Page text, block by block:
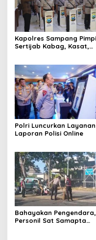
Kapolres Sampang
Sertijab Kabag, Kasat,
Polri Luncurkan Layanan
Laporan Polisi Online
Bahayakan Pengendara,
Personil Sat Samapta